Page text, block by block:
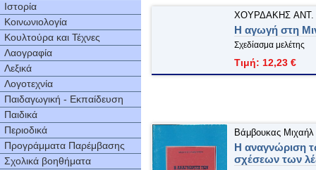
Ιστορία
Κοινωνιολογία
Κουλτούρα και Τέχνες
Λαογραφία
Λεξικά
Λογοτεχνία
Παιδαγωγική - Εκπαίδευση
Παιδικά
Περιοδικά
Προγράμματα Παρέμβασης
Σχολικά βοηθήματα
ΧΟΥΡΔAKHΣ ANT.
Η αγωγή στη
Σχεδίασμα μελέτης
Τιμή: 12,23 €
Βάμβουκας Μιχαήλ
Η αναγνώριση
σχέσεων των